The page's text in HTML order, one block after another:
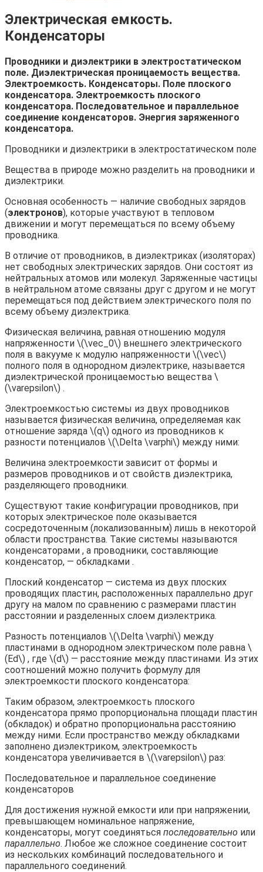
Электрическая емкость.
Конденсаторы
Проводники и диэлектрики в электростатическом
поле. Диэлектрическая проницаемость вещества.
Электроемкость. Конденсаторы. Поле плоского
конденсатора. Электроемкость плоского
конденсатора. Последовательное и параллельное
соединение конденсаторов. Энергия заряженного
конденсатора.
Проводники и диэлектрики в электростатическом поле
Вещества в природе можно разделить на проводники и
диэлектрики.
Основная особенность — наличие свободных зарядов
(электронов), которые участвуют в тепловом
движении и могут перемещаться по всему объему
проводника.
В отличие от проводников, в диэлектриках (изоляторах)
нет свободных электрических зарядов. Они состоят из
нейтральных атомов или молекул. Заряженные частицы
в нейтральном атоме связаны друг с другом и не могут
перемещаться под действием электрического поля по
всему объему диэлектрика.
Физическая величина, равная отношению модуля
напряженности \(\vec_0\) внешнего электрического
поля в вакууме к модулю напряженности \(\vec\)
полного поля в однородном диэлектрике, называется
диэлектрической проницаемостью вещества \
(\varepsilon\) .
Электроемкостью системы из двух проводников
называется физическая величина, определяемая как
отношение заряда \(q\) одного из проводников к
разности потенциалов \(\Delta \varphi\) между ними:
Величина электроемкости зависит от формы и
размеров проводников и от свойств диэлектрика,
разделяющего проводники.
Существуют такие конфигурации проводников, при
которых электрическое поле оказывается
сосредоточенным (локализованным) лишь в некоторой
области пространства. Такие системы называются
конденсаторами , а проводники, составляющие
конденсатор, — обкладками .
Плоский конденсатор — система из двух плоских
проводящих пластин, расположенных параллельно друг
другу на малом по сравнению с размерами пластин
расстоянии и разделенных слоем диэлектрика.
Разность потенциалов \(\Delta \varphi\) между
пластинами в однородном электрическом поле равна \
(Ed\) , где \(d\) — расстояние между пластинами. Из этих
соотношений можно получить формулу для
электроемкости плоского конденсатора:
Таким образом, электроемкость плоского
конденсатора прямо пропорциональна площади пластин
(обкладок) и обратно пропорциональна расстоянию
между ними. Если пространство между обкладками
заполнено диэлектриком, электроемкость
конденсатора увеличивается в \(\varepsilon\) раз:
Последовательное и параллельное соединение
конденсаторов
Для достижения нужной емкости или при напряжении,
превышающем номинальное напряжение,
конденсаторы, могут соединяться последовательно или
параллельно. Любое же сложное соединение состоит
из нескольких комбинаций последовательного и
параллельного соединений.